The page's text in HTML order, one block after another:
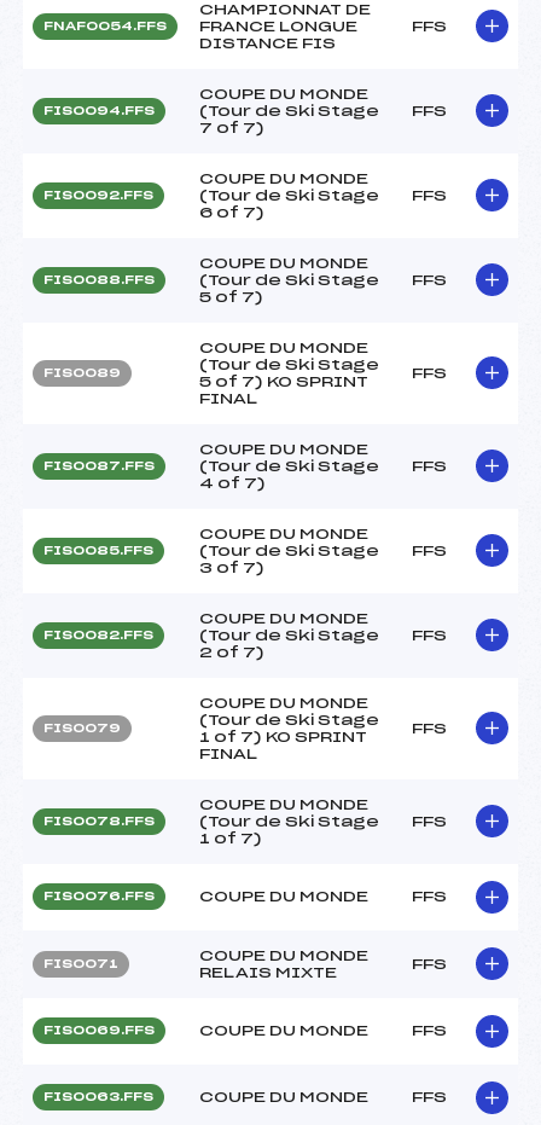
FNAF0054.FFS
CHAMPIONNAT DE
FRANCE LONGUE
DISTANCE FIS
FFS
FIS0094.FFS
COUPE DU MONDE
(Tour de Ski Stage
7 of 7)
FFS
FIS0092.FFS
COUPE DU MONDE
(Tour de Ski Stage
6 of 7)
FFS
FIS0088.FFS
COUPE DU MONDE
(Tour de Ski Stage
5 of 7)
FFS
FIS0089
COUPE DU MONDE
(Tour de Ski Stage
5 of 7) KO SPRINT
FINAL
FFS
FIS0087.FFS
COUPE DU MONDE
(Tour de Ski Stage
4 of 7)
FFS
FIS0085.FFS
COUPE DU MONDE
(Tour de Ski Stage
3 of 7)
FFS
FIS0082.FFS
COUPE DU MONDE
(Tour de Ski Stage
2 of 7)
FFS
FIS0079
COUPE DU MONDE
(Tour de Ski Stage
1 of 7) KO SPRINT
FINAL
FFS
FIS0078.FFS
COUPE DU MONDE
(Tour de Ski Stage
1 of 7)
FFS
FIS0076.FFS COUPE DU MONDE FFS
FIS0071
COUPE DU MONDE
RELAIS MIXTE
FFS
FIS0069.FFS COUPE DU MONDE FFS
FIS0063.FFS COUPE DU MONDE FFS